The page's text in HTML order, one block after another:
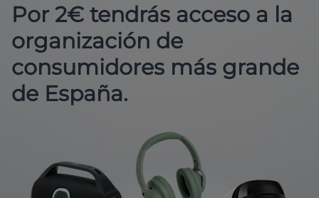
Por 2€ tendrás acceso a la
organización de
consumidores más grande
de España.